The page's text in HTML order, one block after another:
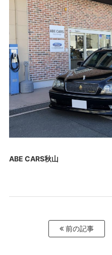
ABE CARS秋山
前の記事